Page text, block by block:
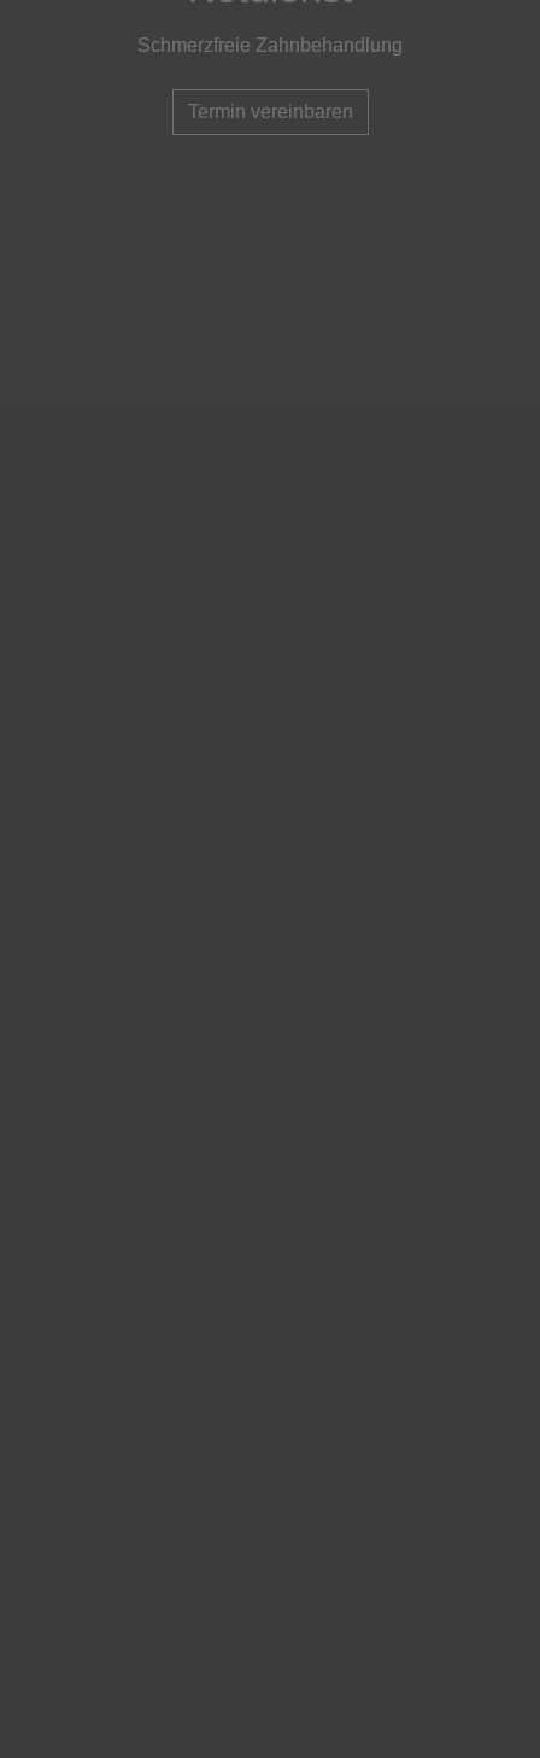
Schmerzfreie Zahnbehandlung
Termin vereinbaren
Schmerzfreie Zahnbehandlung
Termin vereinbaren
Schmerzfreie Zahnbehandlung
Termin vereinbaren